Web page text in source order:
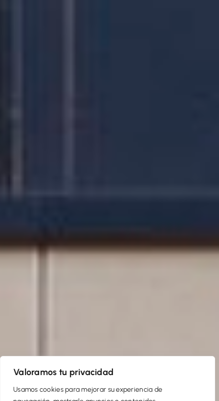
Valoramos tu privacidad
Usamos cookies para mejorar su experiencia de